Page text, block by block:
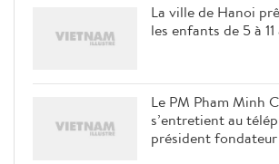
La ville de Hanoi
les enfants de 5 à 11
Le PM Pham Minh
s’entretient au
président fondateur